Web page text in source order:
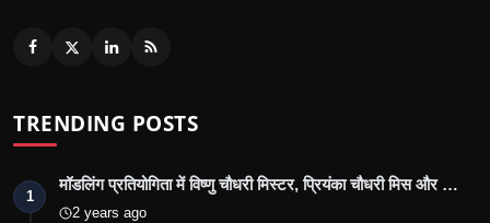
TRENDING POSTS
1
मॉडलिंग प्रतियोगिता में विष्णु चौधरी मिस्टर, प्रियंका चौधरी मिस और …
2 years ago